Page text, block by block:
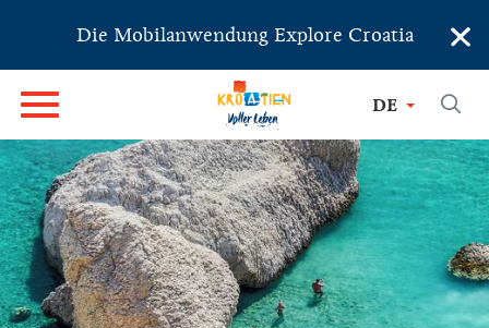
Die Mobilanwendung Explore Croatia ×
DE